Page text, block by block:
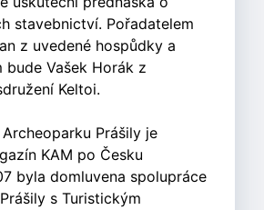
stavebnictví. Pořadatelem
z uvedené hospůdky a
bude Vašek Horák z
Keltoi.
Prášily je
KAM po Česku
byla domluvena spolupráce
s Turistickým